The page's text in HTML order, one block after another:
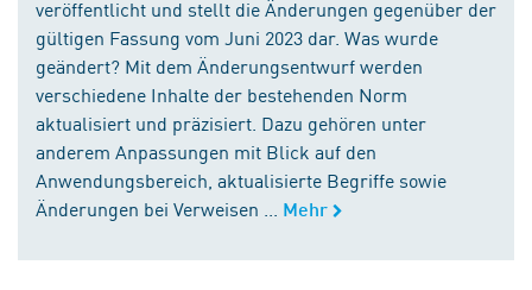
veröffentlicht und stellt die Änderungen gegenüber der
gültigen Fassung vom Juni 2023 dar. Was wurde
geändert? Mit dem Änderungsentwurf werden
verschiedene Inhalte der bestehenden Norm
aktualisiert und präzisiert. Dazu gehören unter
anderem Anpassungen mit Blick auf den
Anwendungsbereich, aktualisierte Begriffe sowie
Änderungen bei Verweisen ...
Mehr